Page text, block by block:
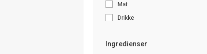
Mat
Drikke
Ingredienser